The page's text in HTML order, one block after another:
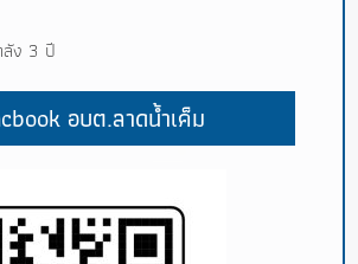
ง 3 ปี
อบต.ลาดน้ำเค็ม